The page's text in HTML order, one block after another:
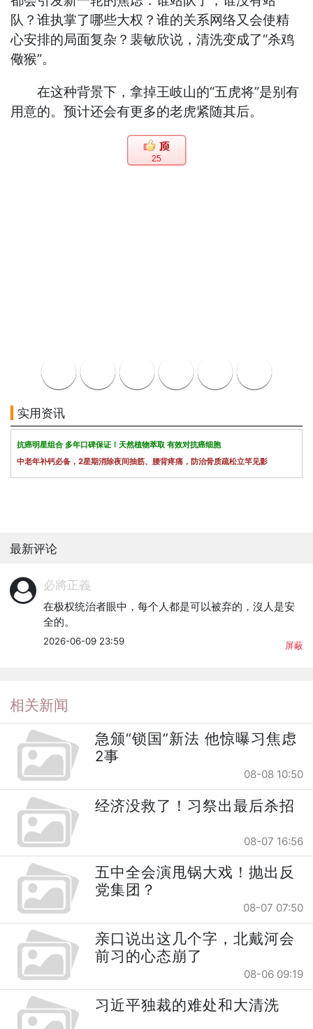
队？谁执掌了哪些大权？谁的关系网络又会使精
心安排的局面复杂？裴敏欣说，清洗变成了“杀鸡
儆猴”。
在这种背景下，拿掉王岐山的“五虎将”是别有
用意的。预计还会有更多的老虎紧随其后。
25
实用资讯
抗癌明星组合 多年口碑保证！天然植物萃取 有效对抗癌细胞
中老年补钙必备，2星期消除夜间抽筋、腰背疼痛，防治骨质疏松立竿见影
最新评论
必將正義
在极权统治者眼中，每个人都是可以被弃的，沒人是安
全的。
2026-06-09 23:59 屏蔽
相关新闻
急颁“锁国”新法 他惊曝习焦虑
2事
08-08 10:50
经济没救了！习祭出最后杀招
08-07 16:56
五中全会演甩锅大戏！抛出反
党集团？
08-07 07:50
亲口说出这几个字，北戴河会
前习的心态崩了
08-06 09:19
习近平独裁的难处和大清洗